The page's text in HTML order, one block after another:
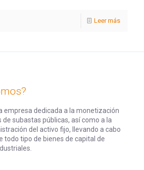
Leer más
empresa dedicada a la monetización
de subastas públicas, así como a la
del activo fijo, llevando a cabo
todo tipo de bienes de capital de